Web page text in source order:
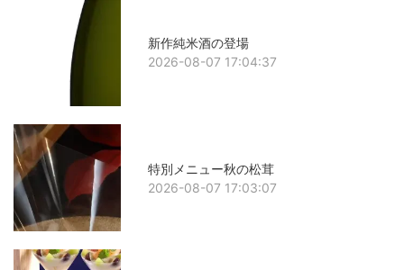
新作純米酒の登場
2026-08-07 17:04:37
特別メニュー秋の松茸
2026-08-07 17:03:07